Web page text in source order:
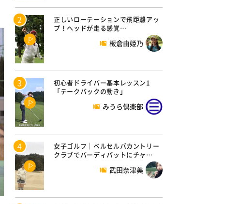
正しいローテーションで飛距離アッ
プ！ヘッドが走る感覚…
板倉由姫乃
初心者ドライバー基本レッスン1
「テークバックの動き」
みうら倶楽部
女子ゴルフ｜ベルセルバカントリー
クラブでバーディパットにチャ…
武田奈津美